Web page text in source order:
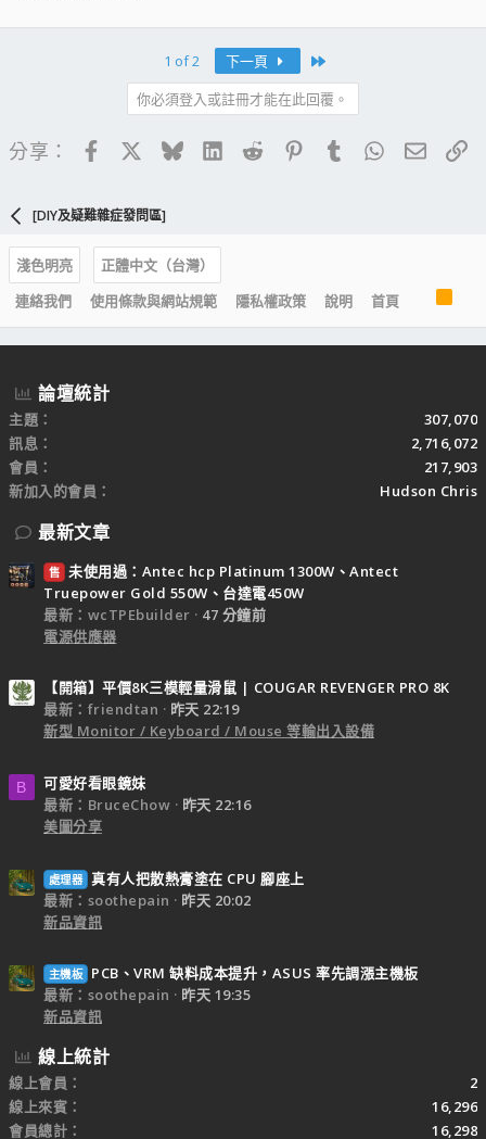
1 of 2 下一頁
你必須登入或註冊才能在此回覆。
分享： FacebookBlueskyLinkedIn
Reddit PinterestTumblrWhatsApp
電子
[DIY及疑難雜症發問區]
淺色明亮
正體中文（台灣）
連絡我們
使用條款與網站規範 隱私權政策 說明 首頁
S
論壇統計
主題
307,070
訊息
2,716,072
會員
217,903
新加入的會員
Hudson Chris
最新文章
售 未使用過：Antec hcp Platinum 1300W、Antect
Truepower Gold 550W、台達電450W
最新：wcTPEbuilder
47 分鐘前
電源供應器
【開箱】平價8K三模輕量滑鼠 | COUGAR REVENGER PRO 8K
最新：friendtan
昨天 22:19
新型 Monitor / Keyboard / Mouse 等輸出入設備
B
可愛好看眼鏡妹
最新：BruceChow
昨天 22:16
美圖分享
處理器 真有人把散熱膏塗在 CPU 腳座上
最新：soothepain
昨天 20:02
新品資訊
主機板
PCB、VRM 缺料成本提升，ASUS 率先調漲主機板
最新：soothepain
昨天 19:35
新品資訊
線上統計
線上會員
2
線上來賓
16,296
會員總計
16,298